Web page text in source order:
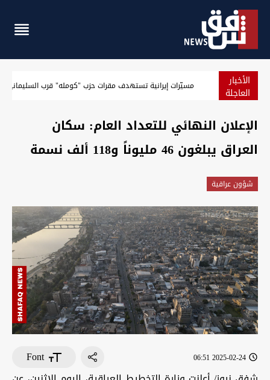
الأخبار
العاجلة مسيّرات إيرانية تستهدف مقرات حزب "كومله" قرب السليمانية
الإعلان النهائي للتعداد العام: سكان
العراق يبلغون 46 مليوناً و118 ألف نسمة
شؤون عراقية
2025-02-24 06:51
Font